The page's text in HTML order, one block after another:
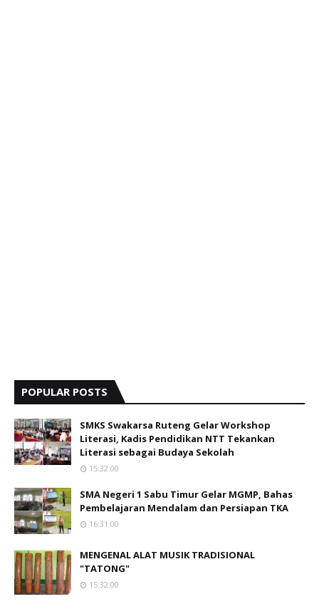
POPULAR POSTS
SMKS Swakarsa Ruteng Gelar Workshop
Literasi, Kadis Pendidikan NTT Tekankan
Literasi sebagai Budaya Sekolah
15:32:00
SMA Negeri 1 Sabu Timur Gelar MGMP, Bahas
Pembelajaran Mendalam dan Persiapan TKA
16:31:00
MENGENAL ALAT MUSIK TRADISIONAL
"TATONG"
15:32:00